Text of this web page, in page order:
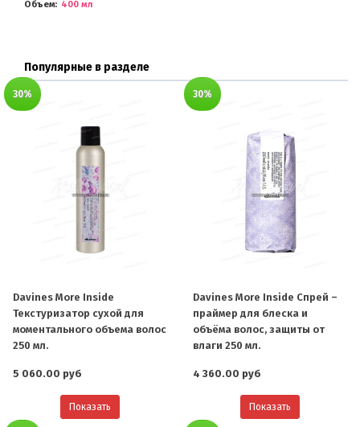
Объем
400 мл
Популярные в разделе
30%
Davines More Inside
Текстуризатор сухой для
моментального объема волос
250 мл.
5 060.00 руб
Показать
30%
Davines More Inside Спрей –
праймер для блеска и
объёма волос, защиты от
влаги 250 мл.
4 360.00 руб
Показать